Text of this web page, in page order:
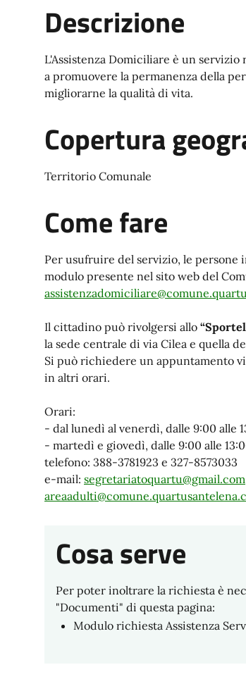
Descrizione
L'Assistenza Domiciliare è un
a promuovere la permanenza della
migliorarne la qualità di vita.
Copertura
Territorio Comunale
Come fare
Per usufruire del servizio, le persone
modulo presente nel sito web del
Il cittadino può rivolgersi allo
la sede centrale di via Cilea e quella
Si può richiedere un appuntamento
in altri orari.
Orari:
- dal lunedì al venerdì, dalle 9:00 alle
- martedì e giovedì, dalle 9:00 alle
telefono: 388-3781923 e 327-8573033
e-mail: segretariatoquartu@gmail.com
Cosa serve
Per poter inoltrare la richiesta è
"Documenti" di questa pagina:
Modulo richiesta Assistenza